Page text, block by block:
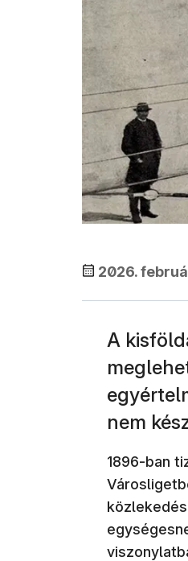
2026.
A
nem
1896-ban